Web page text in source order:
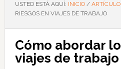
USTED ESTÁ AQUÍ: INICIO /
RIESGOS EN VIAJES DE TRABAJO
Cómo abordar
viajes de trabajo